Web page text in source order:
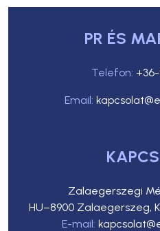
PR ÉS
Telefon:
Email:
Zalaegerszegi
HU–8900 Zalaegerszeg,
E-mail: